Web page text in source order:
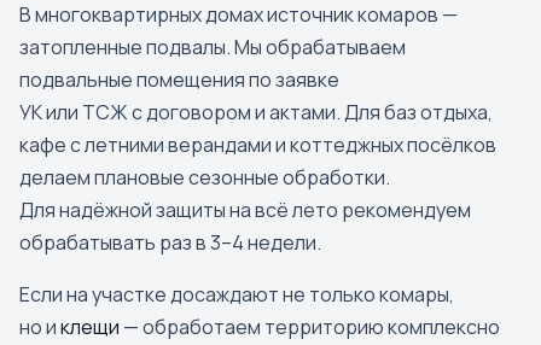
В многоквартирных домах источник комаров —
затопленные подвалы. Мы обрабатываем
подвальные помещения по заявке
УК или ТСЖ с договором и актами. Для баз отдыха,
кафе с летними верандами и коттеджных посёлков
делаем плановые сезонные обработки.
Для надёжной защиты на всё лето рекомендуем
обрабатывать раз в 3–4 недели.
Если на участке досаждают не только комары,
но иклещи — обработаем территорию комплексно